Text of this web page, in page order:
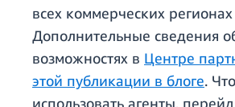
всех коммерческих регионах
Дополнительные сведения
возможностях в Центре
этой публикации в блоге.
использовать агенты,